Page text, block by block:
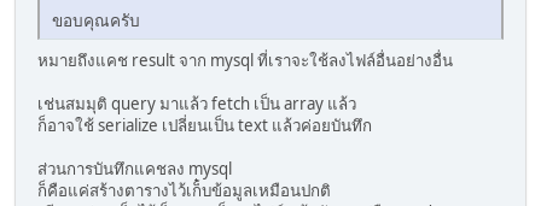
ขอบคุณครับ
หมายถึงแคช result จาก mysql ที่เราจะใช้ลงไฟล์อื่นอย่างอื่น
เช่นสมมุติ query มาแล้ว fetch เป็น array แล้ว
ก็อาจใช้ serialize เปลี่ยนเป็น text แล้วค่อยบันทึก
ส่วนการบันทึกแคชลง mysql
ก็คือแค่สร้างตารางไว้เก็๋บข้อมูลเหมือนปกติ